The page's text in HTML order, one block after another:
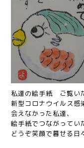
私達の絵手紙 ご覧い
新型コロナウイルス感
会えなかった私達、
絵手紙でつながってい
どうぞ笑顔で暮せる日